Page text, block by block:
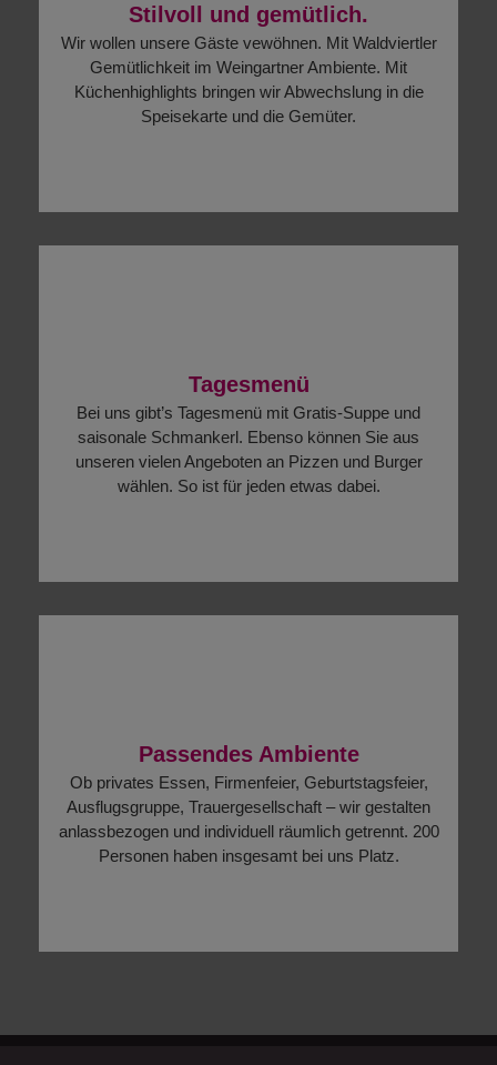
Stilvoll und gemütlich.
Wir wollen unsere Gäste vewöhnen. Mit Waldviertler
Gemütlichkeit im Weingartner Ambiente. Mit
Küchenhighlights bringen wir Abwechslung in die
Speisekarte und die Gemüter.
Tagesmenü
Bei uns gibt’s Tagesmenü mit Gratis-Suppe und
saisonale Schmankerl. Ebenso können Sie aus
unseren vielen Angeboten an Pizzen und Burger
wählen. So ist für jeden etwas dabei.
Passendes Ambiente
Ob privates Essen, Firmenfeier, Geburtstagsfeier,
Ausflugsgruppe, Trauergesellschaft – wir gestalten
anlassbezogen und individuell räumlich getrennt. 200
Personen haben insgesamt bei uns Platz.